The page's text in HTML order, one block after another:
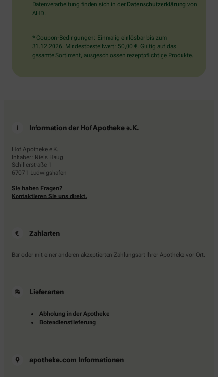
Datenverarbeitung finden sich in der Datenschutzerklärung von
AHD.
* Coupon-Bedingungen: Einmalig einlösbar bis zum
31.12.2026. Mindestbestellwert: 50,00 €. Gültig auf das
gesamte Sortiment, ausgeschlossen rezeptpflichtige Produkte.
Information der Hof Apotheke e.K.
Hof Apotheke e.K.
Inhaber: Niels Haug
Schillerstraße 1
67071 Ludwigshafen
Sie haben Fragen?
Kontaktieren Sie uns direkt.
Zahlarten
Bar oder mit einer anderen akzeptierten Zahlungsart Ihrer Apotheke vor Ort.
Lieferarten
Abholung in der Apotheke
Botendienstlieferung
apotheke.com Informationen